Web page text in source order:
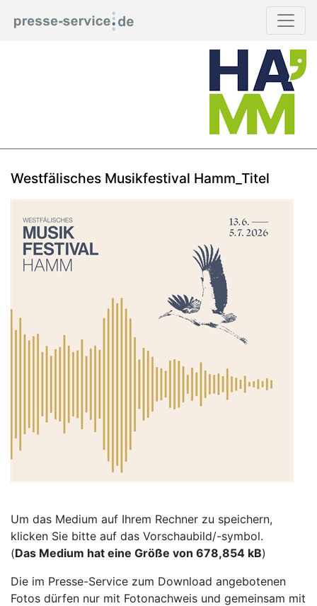
Westfälisches Musikfestival Hamm_Titel
Um das Medium auf Ihrem Rechner zu speichern,
klicken Sie bitte auf das Vorschaubild/-symbol.
(Das Medium hat eine Größe von 678,854 kB)
Die im Presse-Service zum Download angebotenen
Fotos dürfen nur mit Fotonachweis und gemeinsam mit